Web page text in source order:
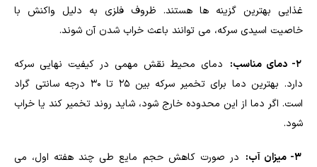
غذایی بهترین گزینه ها هستند. ظروف فلزی به دلیل واکنش با
خاصیت اسیدی سرکه، می توانند باعث خراب شدن آن شوند.
2- دمای مناسب:
دمای محیط نقش مهمی در کیفیت نهایی سرکه
دارد. بهترین دما برای تخمیر سرکه بین ۲۵ تا ۳۰ درجه سانتی گراد
است. اگر دما از این محدوده خارج شود، شاید روند تخمیر کند یا خراب
شود.
3- میزان آب:
در صورت کاهش حجم مایع طی چند هفته اول، می